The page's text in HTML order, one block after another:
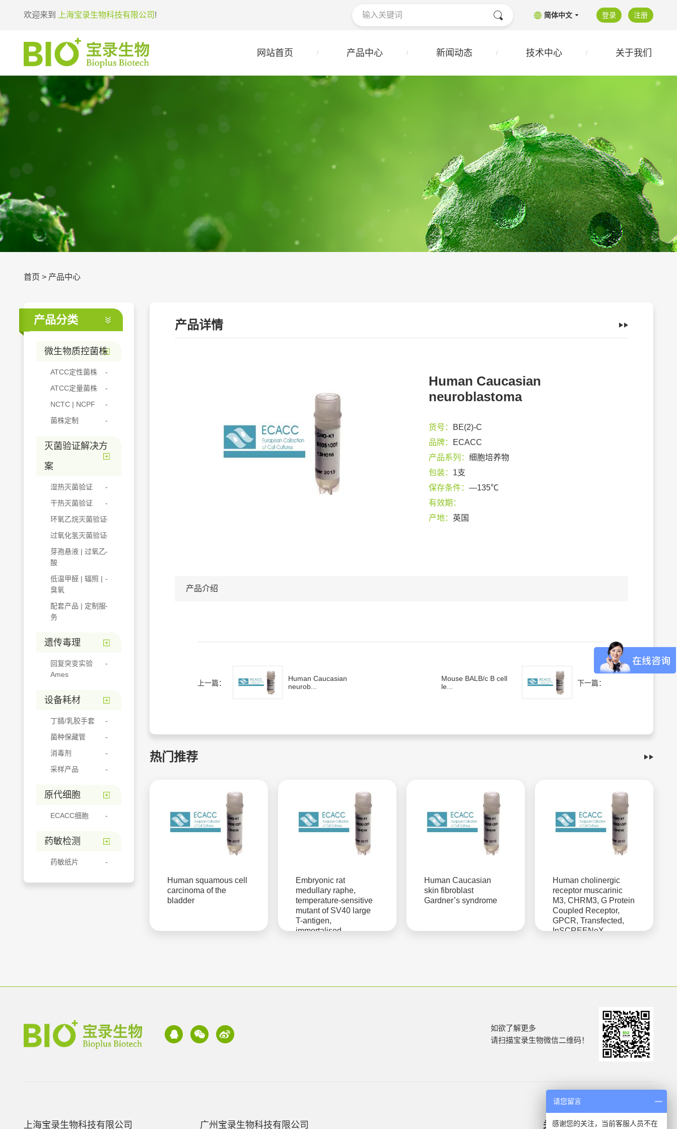
欢迎来到 上海宝录生物科技有限公司 ! 简体中文 登录 注册
网站首页 产品中心 新闻动态 技术中心 关于我们
首页 > 产品中心
产品分类
微生物质控菌株
ATCC定性菌株
ATCC定量菌株
NCTC | NCPF
菌株定制
灭菌验证解决方
案
湿热灭菌验证
干热灭菌验证
环氧乙烷灭菌验证
过氧化氢灭菌验证
芽孢悬液 | 过氧乙
酸
低温甲醛 | 辐照 |
臭氧
配套产品 | 定制服
务
遗传毒理
回复突变实验
Ames
设备耗材
丁腈/乳胶手套
菌种保藏管
消毒剂
采样产品
原代细胞
ECACC细胞
药敏检测
药敏纸片
产品详情
Human Caucasian
neuroblastoma
货号：
BE(2)-C
品牌：
ECACC
产品系列： 细胞培养物
包装： 1支
保存条件： —135℃
有效期：
产地： 英国
产品介绍
上一篇：
Human Caucasian
neurob...
Mouse BALB/c B cell
le...
下一篇：
热门推荐
Human squamous cell
carcinoma of the
bladder
Embryonic rat
medullary raphe,
temperature-sensitive
mutant of SV40 large
T-antigen,
immortalised,
Human Caucasian
skin fibroblast
Gardner’s syndrome
Human cholinergic
receptor muscarinic
M3, CHRM3, G Protein
Coupled Receptor,
GPCR, Transfected,
InSCREENeX
如欲了解更多
请扫描宝录生物微信二维码！
上海宝录生物科技有限公司 广州宝录生物科技有限公司 关于我们 产品信息
请您留言
感谢您的关注，当前客服人员不在